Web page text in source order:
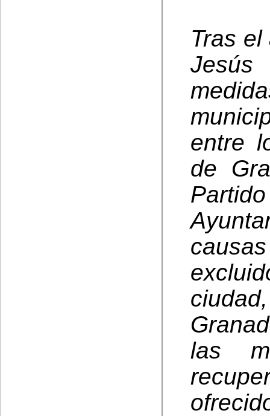
Tras
Jesús
entre
de
las